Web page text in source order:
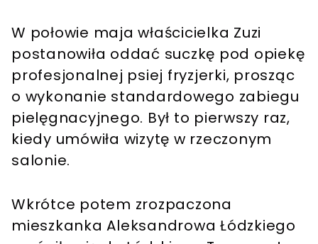
W połowie maja właścicielka Zuzi
postanowiła oddać suczkę pod opiekę
profesjonalnej psiej fryzjerki, prosząc
o wykonanie standardowego zabiegu
pielęgnacyjnego. Był to pierwszy raz,
kiedy umówiła wizytę w rzeczonym
salonie.
Wkrótce potem zrozpaczona
mieszkanka Aleksandrowa Łódzkiego